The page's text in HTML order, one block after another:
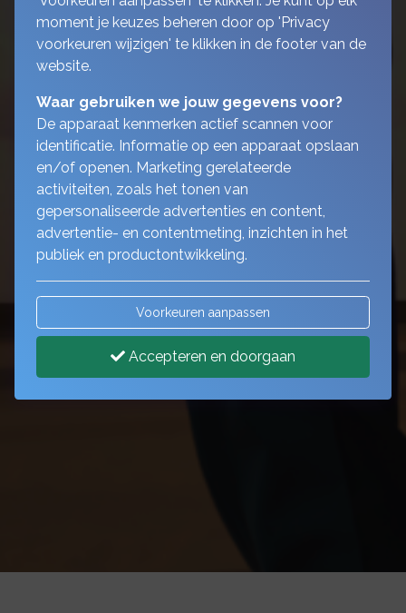
moment je keuzes beheren door op 'Privacy
voorkeuren wijzigen' te klikken in de footer van de
website.
Waar gebruiken we jouw gegevens voor?
De apparaat kenmerken actief scannen voor
identificatie. Informatie op een apparaat opslaan
en/of openen. Marketing gerelateerde
activiteiten, zoals het tonen van
gepersonaliseerde advertenties en content,
advertentie- en contentmeting, inzichten in het
publiek en productontwikkeling.
Voorkeuren aanpassen
Accepteren en doorgaan